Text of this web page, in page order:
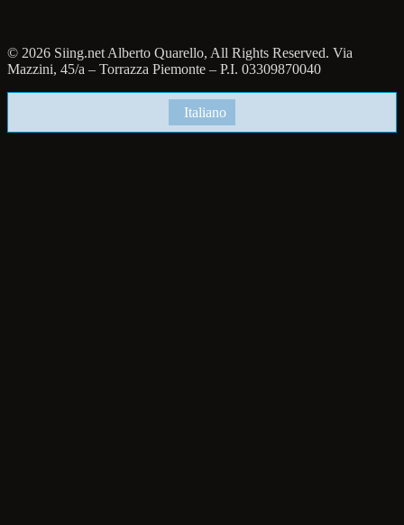
© 2026 Siing.net Alberto Quarello, All Rights Reserved. Via
Mazzini, 45/a – Torrazza Piemonte – P.I. 03309870040
Italiano